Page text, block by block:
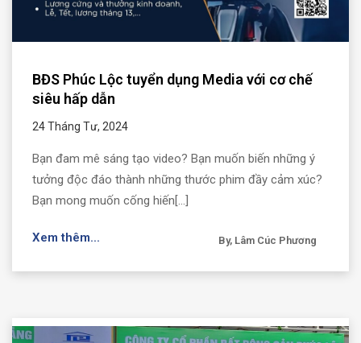
BĐS Phúc Lộc tuyển dụng Media với cơ chế
siêu hấp dẫn
24 Tháng Tư, 2024
Bạn đam mê sáng tạo video? Bạn muốn biến những ý
tưởng độc đáo thành những thước phim đầy cảm xúc?
Bạn mong muốn cống hiến[...]
Xem thêm... By, Lâm Cúc Phương